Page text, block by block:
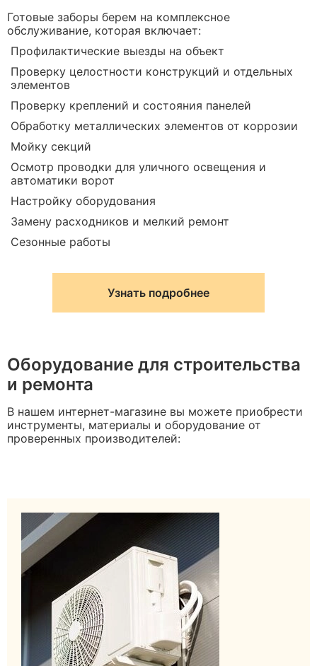
Готовые заборы берем на комплексное
обслуживание, которая включает:
Профилактические выезды на объект
Проверку целостности конструкций и отдельных
элементов
Проверку креплений и состояния панелей
Обработку металлических элементов от коррозии
Мойку секций
Осмотр проводки для уличного освещения и
автоматики ворот
Настройку оборудования
Замену расходников и мелкий ремонт
Сезонные работы
Узнать подробнее
Оборудование для строительства
и ремонта
В нашем интернет-магазине вы можете приобрести
инструменты, материалы и оборудование от
проверенных производителей: